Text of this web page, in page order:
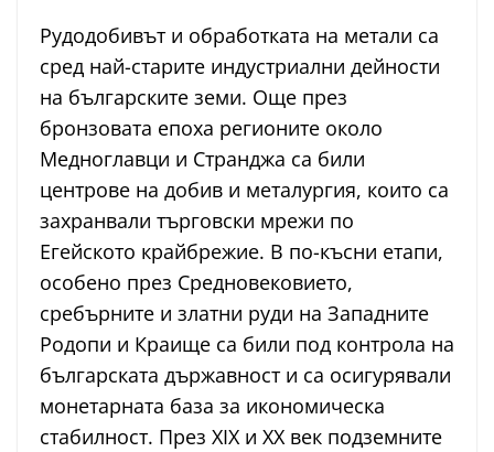
Рудодобивът и обработката на метали са
сред най-старите индустриални дейности
на българските земи. Още през
бронзовата епоха регионите около
Медноглавци и Странджа са били
центрове на добив и металургия, които са
захранвали търговски мрежи по
Егейското крайбрежие. В по-късни етапи,
особено през Средновековието,
сребърните и златни руди на Западните
Родопи и Краище са били под контрола на
българската държавност и са осигурявали
монетарната база за икономическа
стабилност. През XIX и XX век подземните